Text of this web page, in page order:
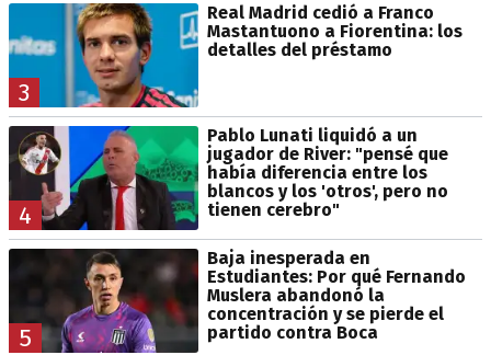
3
Real Madrid cedió a Franco
Mastantuono a Fiorentina: los
detalles del préstamo
4
Pablo Lunati liquidó a un
jugador de River: "pensé que
había diferencia entre los
blancos y los 'otros', pero no
tienen cerebro"
5
Baja inesperada en
Estudiantes: Por qué Fernando
Muslera abandonó la
concentración y se pierde el
partido contra Boca